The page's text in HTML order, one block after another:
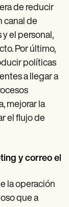
de reducir
canal de
el personal,
Por último,
políticas
a llegar a
mejorar la
el flujo de
y correo
la operación
que a